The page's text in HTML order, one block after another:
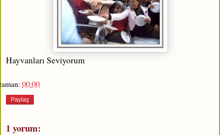
Hayvanları Seviyorum
00:00
Paylaş
1 yorum: